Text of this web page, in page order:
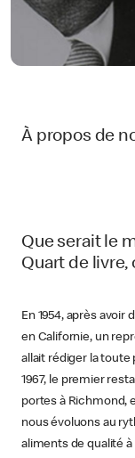
À propos de
Que serait le
Quart de livre,
En 1954, après
en Californie, un
allait rédiger la toute
1967, le premier
portes à Richmond,
nous évoluons au
aliments de qualité